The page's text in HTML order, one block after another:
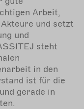
Arbeit,
und setzt
und
steht
in den
ist für die
gerade in